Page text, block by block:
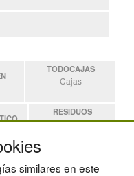
TODOCAJAS
Cajas
RESIDUOS
Residuos
similares en este